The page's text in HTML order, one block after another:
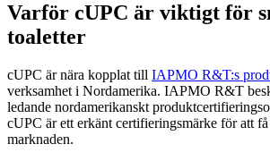
Varför cUPC är viktigt för
toaletter
cUPC är nära kopplat till IAPMO R&T:s
verksamhet i Nordamerika. IAPMO R&T
ledande nordamerikanskt
cUPC är ett erkänt certifieringsmärke för att
marknaden.